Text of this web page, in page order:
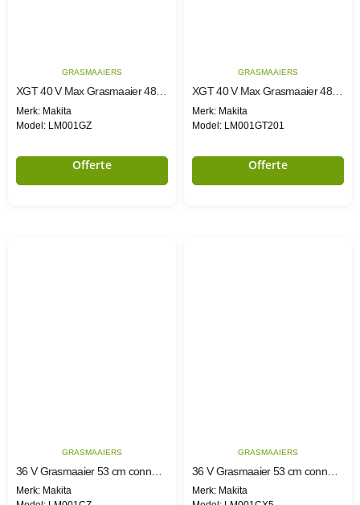
GRASMAAIERS
XGT 40 V Max Grasmaaier 48cm
Merk: Makita
Model: LM001GZ
Offerte
GRASMAAIERS
XGT 40 V Max Grasmaaier 48cm
Merk: Makita
Model: LM001GT201
Offerte
GRASMAAIERS
36 V Grasmaaier 53 cm connector type
Merk: Makita
GRASMAAIERS
36 V Grasmaaier 53 cm connector type
Merk: Makita